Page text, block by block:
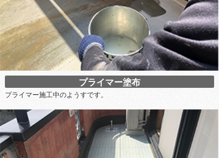
プライマー塗布
プライマー施工中のようすです。